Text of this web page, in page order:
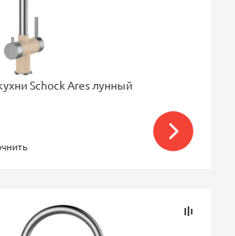
Schock Ares лунный